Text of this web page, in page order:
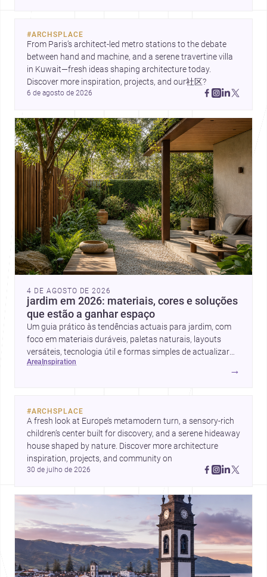
contemporânea.
#ARCHSPLACE
From Paris’s architect-led metro stations to the debate
between hand and machine, and a serene travertine villa
in Kuwait—fresh ideas shaping architecture today.
Discover more inspiration, projects, and our社区?
6 de agosto de 2026
4 DE AGOSTO DE 2026
jardim em 2026: materiais, cores e soluções
que estão a ganhar espaço
Um guia prático às tendências actuais para jardim, com
foco em materiais duráveis, paletas naturais, layouts
versáteis, tecnologia útil e formas simples de actualizar
sem obras totais.
area inspiration
→
#ARCHSPLACE
A fresh look at Europe’s metamodern turn, a sensory-rich
children’s center built for discovery, and a serene hideaway
house shaped by nature. Discover more architecture
30 de julho de 2026